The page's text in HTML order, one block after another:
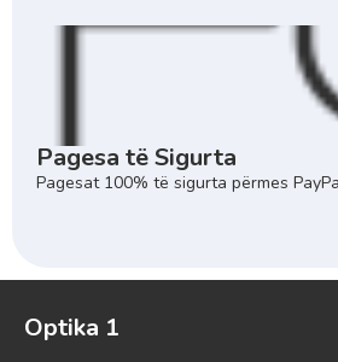
Pagesa të Sigurta
Pagesat 100% të sigurta përmes
Optika 1